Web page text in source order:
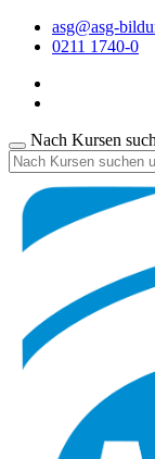
asg@asg-
0211 1740-0
Nach Kursen